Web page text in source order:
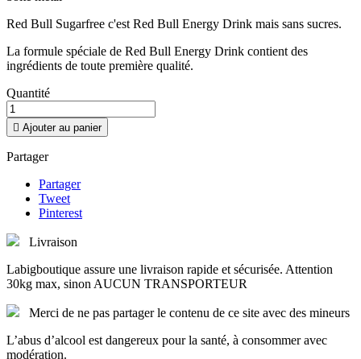
Red Bull Sugarfree c'est Red Bull Energy Drink mais sans sucres.
La formule spéciale de Red Bull Energy Drink contient des
ingrédients de toute première qualité.
Quantité
 Ajouter au panier
Partager
Partager
Tweet
Pinterest
Livraison
Labigboutique assure une livraison rapide et sécurisée. Attention
30kg max, sinon AUCUN TRANSPORTEUR
Merci de ne pas partager le contenu de ce site avec des mineurs
L’abus d’alcool est dangereux pour la santé, à consommer avec
modération.